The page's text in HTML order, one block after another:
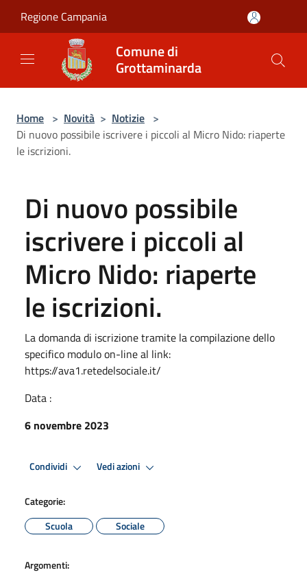
Regione Campania
Comune di
Grottaminarda
Home > Novità > Notizie >
Di nuovo possibile iscrivere i piccoli al Micro Nido: riaperte
le iscrizioni.
Di nuovo possibile
iscrivere i piccoli al
Micro Nido: riaperte
le iscrizioni.
La domanda di iscrizione tramite la compilazione dello
specifico modulo on-line al link:
https://ava1.retedelsociale.it/
Data :
6 novembre 2023
Condividi Vedi azioni
Categorie:
Scuola
Sociale
Argomenti: